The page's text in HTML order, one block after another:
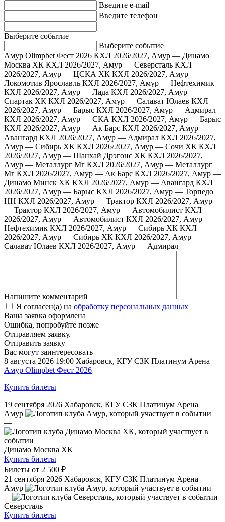
Введите e-mail
Введите телефон
Выберите событие
Выберите событие
Амур Olimpbet Фест 2026 КХЛ 2026/2027, Амур — Динамо
Москва ХК КХЛ 2026/2027, Амур — Северсталь КХЛ
2026/2027, Амур — ЦСКА ХК КХЛ 2026/2027, Амур —
Локомотив Ярославль КХЛ 2026/2027, Амур — Нефтехимик
КХЛ 2026/2027, Амур — Лада КХЛ 2026/2027, Амур —
Спартак ХК КХЛ 2026/2027, Амур — Салават Юлаев КХЛ
2026/2027, Амур — Барыс КХЛ 2026/2027, Амур — Адмирал
КХЛ 2026/2027, Амур — СКА КХЛ 2026/2027, Амур — Барыс
КХЛ 2026/2027, Амур — Ак Барс КХЛ 2026/2027, Амур —
Авангард КХЛ 2026/2027, Амур — Адмирал КХЛ 2026/2027,
Амур — Сибирь ХК КХЛ 2026/2027, Амур — Сочи ХК КХЛ
2026/2027, Амур — Шанхай Дрэгонс ХК КХЛ 2026/2027,
Амур — Металлург Мг КХЛ 2026/2027, Амур — Металлург
Мг КХЛ 2026/2027, Амур — Ак Барс КХЛ 2026/2027, Амур —
Динамо Минск ХК КХЛ 2026/2027, Амур — Авангард КХЛ
2026/2027, Амур — Барыс КХЛ 2026/2027, Амур — Торпедо
НН КХЛ 2026/2027, Амур — Трактор КХЛ 2026/2027, Амур
— Трактор КХЛ 2026/2027, Амур — Автомобилист КХЛ
2026/2027, Амур — Автомобилист КХЛ 2026/2027, Амур —
Нефтехимик КХЛ 2026/2027, Амур — Сибирь ХК КХЛ
2026/2027, Амур — Сибирь ХК КХЛ 2026/2027, Амур —
Салават Юлаев КХЛ 2026/2027, Амур — Адмирал
Напишите комментарий
Я согласен(а) на обработку персональных данных
Ваша заявка оформлена
Ошибка, попробуйте позже
Отправляем заявку.
Отправить заявку
Вас могут заинтересовать
8 августа 2026 19:00 Хабаровск, КГУ СЗК Платинум Арена
Амур Olimpbet Фест 2026
Купить билеты
19 сентября 2026 Хабаровск, КГУ СЗК Платинум Арена
Амур
—
Динамо Москва ХК
Купить билеты
Билеты от 2 500 ₽
21 сентября 2026 Хабаровск, КГУ СЗК Платинум Арена
Амур
—
Северсталь
Купить билеты